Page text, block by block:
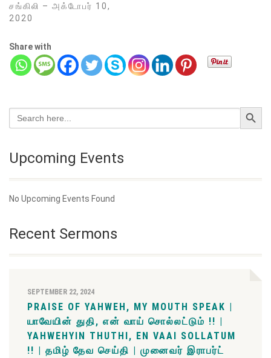
சங்கிலி – அக்டோபர் 10,
2020
Share with
Search
for:
Search Button
Upcoming Events
No Upcoming Events Found
Recent Sermons
SEPTEMBER 22, 2024
PRAISE OF YAHWEH, MY MOUTH SPEAK |
யாவேயின் துதி, என் வாய் சொல்லட்டும் !! |
YAHWEHYIN THUTHI, EN VAAI SOLLATUM
!! | தமிழ் தேவ செய்தி | முனைவர் இராபர்ட்